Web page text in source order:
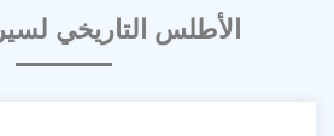
الأطلس التاريخي